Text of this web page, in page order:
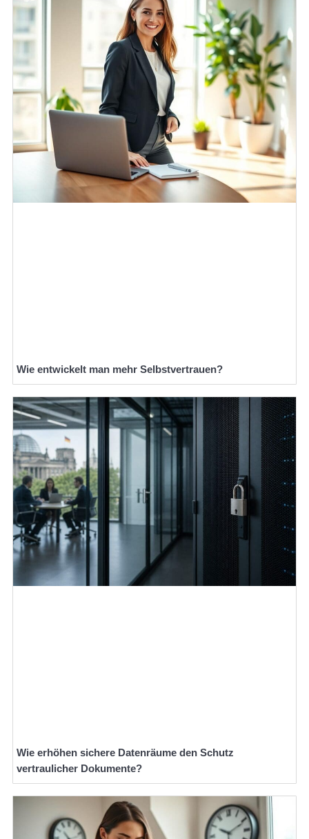
Wie entwickelt man mehr Selbstvertrauen?
Wie erhöhen sichere Datenräume den Schutz
vertraulicher Dokumente?